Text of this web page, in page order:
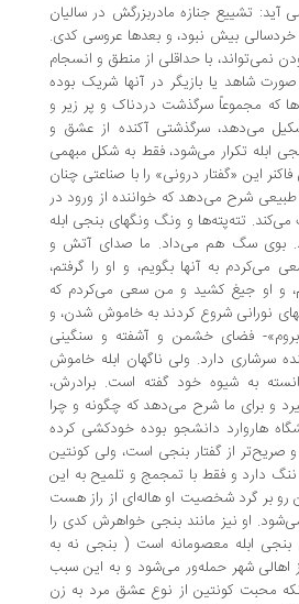
جنازه مادربزرگش در سالیان
بیش نبود، و بعدها عروسی کدی.
‌با حداقلی از منطق و انسجام
یا بازیگر در آنها شریک بوده
‌سرگذشت دردناک و پر زیر و
سرگذشتی آکنده از عشق و
می‌شود،‌ فقط به شکل مبهمی
«گفتار درونی» را با صناعتی چنان
می‌دهد که خواننده از ورود در
و ونگ ونگهای بنجی ابله
سگ هم می‌داد. ما صدای آتش و
به آنها بگویم، ‌و او را گرفتم،
جیغ کشید و من سعی می‌کردم که
شروع کردند به خاموش شدن،‌ و
خشمن و آشفته و سنگینی
دارد. ولی ناگهان ابله خاموش
شیوه خود گفته است. برادرش،
ما شرح می‌دهد که چگونه و چرا
هاروارد دانشجو بوده خودکشی کرده
از گفتار بنجی است، ‌ولی کونتین
و فقط با تمجمج و تلمیح به این
گرد شخصیت او هاله‌ای از راز هست
نیز مانند بنجی خواهرش کدی را
معصومانه است ( بنجی نه به
شهر حمله‌ور می‌شود و به این سبب
کونتین از نوع عشق مرد به زن